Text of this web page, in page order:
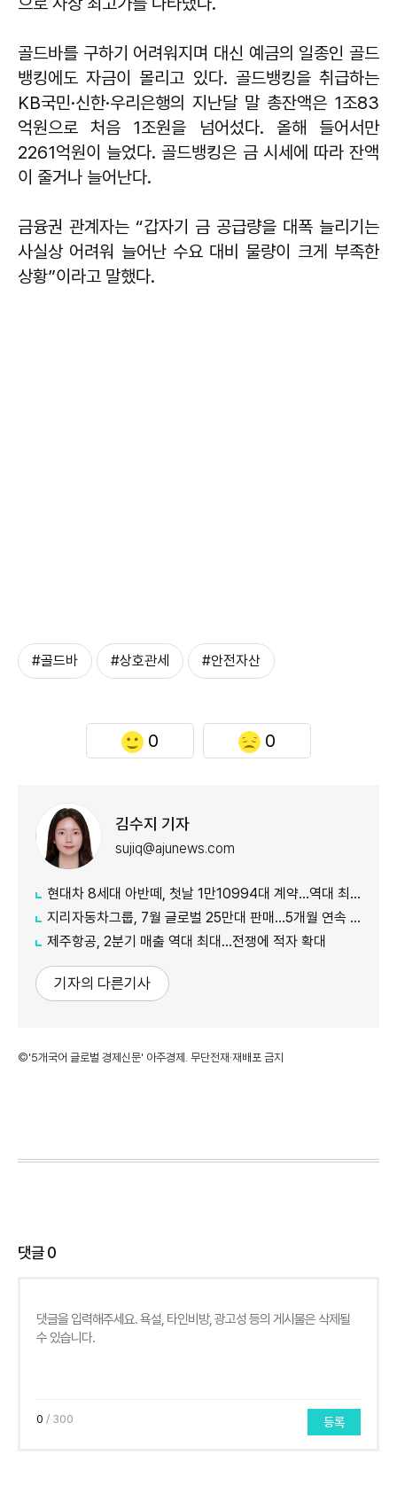
골드바를 구하기 어려워지며 대신 예금의 일종인 골드
뱅킹에도 자금이 몰리고 있다. 골드뱅킹을 취급하는
KB국민·신한·우리은행의 지난달 말 총잔액은 1조83
억원으로 처음 1조원을 넘어섰다. 올해 들어서만
2261억원이 늘었다. 골드뱅킹은 금 시세에 따라 잔액
이 줄거나 늘어난다.
금융권 관계자는 “갑자기 금 공급량을 대폭 늘리기는
사실상 어려워 늘어난 수요 대비 물량이 크게 부족한
상황”이라고 말했다.
#골드바 #상호관세 #안전자산
0 0
김수지 기자
sujiq@ajunews.com
현대차 8세대 아반떼, 첫날 1만10994대 계약…역대 최대
지리자동차그룹, 7월 글로벌 25만대 판매…5개월 연속 증가
제주항공, 2분기 매출 역대 최대…전쟁에 적자 확대
기자의 다른기사
©'5개국어 글로벌 경제신문' 아주경제. 무단전재·재배포 금지
댓글0
0 / 300 등록